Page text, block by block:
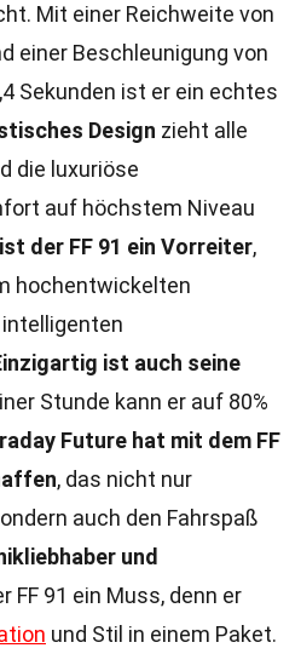
Mit einer Reichweite von
einer Beschleunigung von
Sekunden ist er ein echtes
Design zieht alle
die luxuriöse
auf höchstem Niveau
der FF 91 ein Vorreiter,
hochentwickelten
ist auch seine
Stunde kann er auf 80%
Future hat mit dem FF
, das nicht nur
auch den Fahrspaß
und
FF 91 ein Muss, denn er
und Stil in einem Paket.